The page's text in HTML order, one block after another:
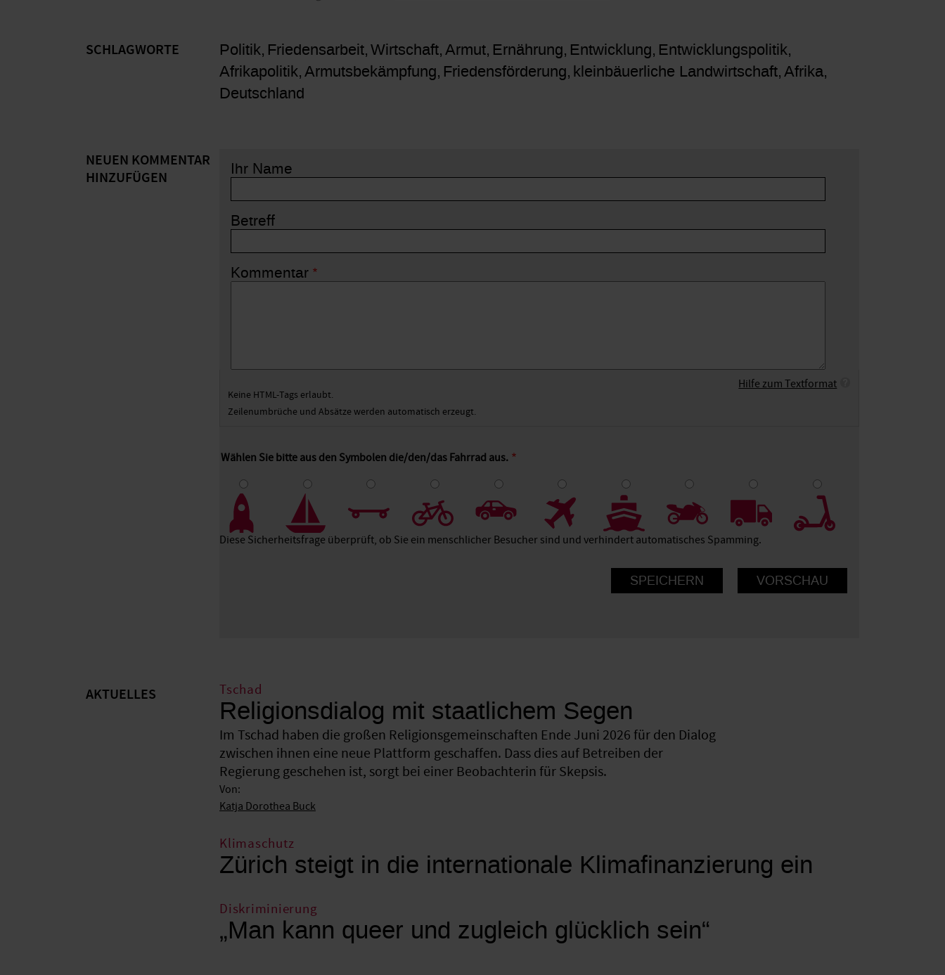
SCHLAGWORTE Politik Friedensarbeit Wirtschaft Armut Ernährung Entwicklung Entwicklungspolitik
Afrikapolitik Armutsbekämpfung Friedensförderung kleinbäuerliche Landwirtschaft Afrika
Deutschland
NEUEN KOMMENTAR
HINZUFÜGEN
Ihr Name
Betreff
Kommentar
Hilfe zum Textformat
Keine HTML-Tags erlaubt.
Zeilenumbrüche und Absätze werden automatisch erzeugt.
Wählen Sie bitte aus den Symbolen die/den/das Fahrrad aus.
6 9 10
Diese Sicherheitsfrage überprüft, ob Sie ein menschlicher Besucher sind und verhindert automatisches Spamming.
AKTUELLES Tschad
Religionsdialog mit staatlichem Segen
Im Tschad haben die großen Religionsgemeinschaften Ende Juni 2026 für den Dialog
zwischen ihnen eine neue Plattform geschaffen. Dass dies auf Betreiben der
Regierung geschehen ist, sorgt bei einer Beobachterin für Skepsis.
Von:
Katja Dorothea Buck
Klimaschutz
Zürich steigt in die internationale Klimafinanzierung ein
Diskriminierung
„Man kann queer und zugleich glücklich sein“